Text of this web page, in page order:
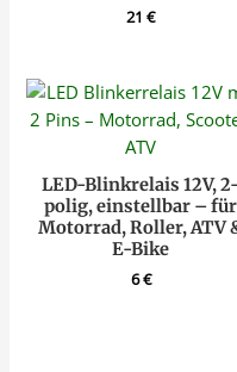
21€
LED-Blinkrelais 12V, 2-
polig, einstellbar – für
Motorrad, Roller, ATV
E-Bike
6€